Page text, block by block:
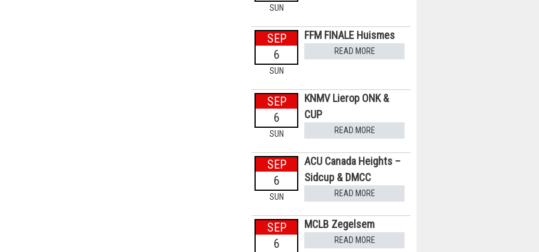
SUN
SEP
6
SUN
FFM FINALE Huismes
READ MORE
SEP
6
SUN
KNMV Lierop ONK &
CUP
READ MORE
SEP
6
SUN
ACU Canada Heights –
Sidcup & DMCC
READ MORE
SEP
6
MCLB Zegelsem
READ MORE